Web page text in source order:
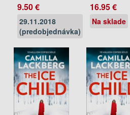
9.50 €
29.11.2018
(predobjednávka)
16.95 €
Na sklade